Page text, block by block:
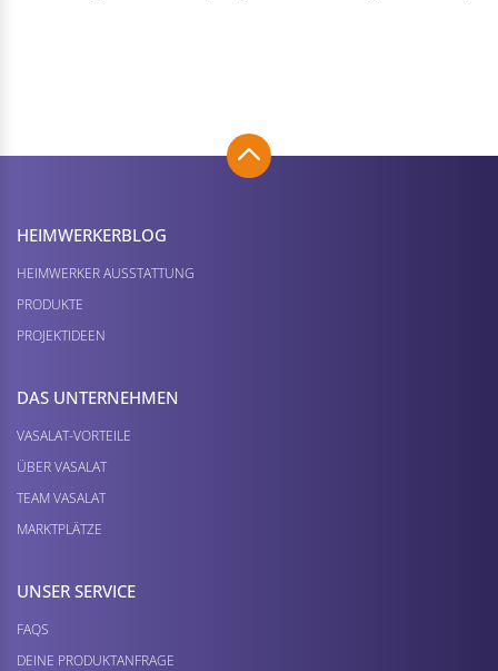
HEIMWERKER­BLOG
HEIMWERKER AUSSTATTUNG
PRODUKTE
PROJEKTIDEEN
DAS UNTERNEHMEN
VASALAT-VORTEILE
ÜBER VASALAT
TEAM VASALAT
MARKTPLÄTZE
UNSER SERVICE
FAQS
DEINE PRODUKTANFRAGE